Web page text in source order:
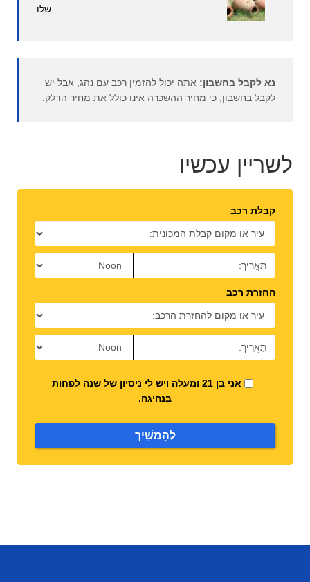
שלו
נא לקבל בחשבון: אתה יכול להזמין רכב עם נהג, אבל יש
לקבל בחשבון, כי מחיר ההשכרה אינו כולל את מחיר הדלק.
לשריין עכשיו
קבלת רכב
החזרת רכב
אני בן 21 ומעלה ויש לי ניסיון של שנה לפחות
בנהיגה.
לְהַמשִׁיך
נוספות